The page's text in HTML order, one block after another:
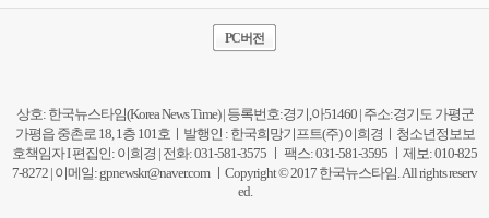
PC버전
상호: 한국뉴스타임(Korea News Time) | 등록번호:경기,아51460 | 주소:경기도 가평군
가평읍 중촌로 18, 1층 101호ㅣ발행인 : 한국희망기프트(주) 이희경ㅣ청소년정보보
호책임자 I 편집인: 이희경 | 전화: 031-581-3575 ㅣ 팩스: 031-581-3595 ㅣ제보: 010-825
7-8272 | 이메일: gpnewskr@naver.com ㅣCopyright © 2017 한국뉴스타임. All rights reserv
ed.